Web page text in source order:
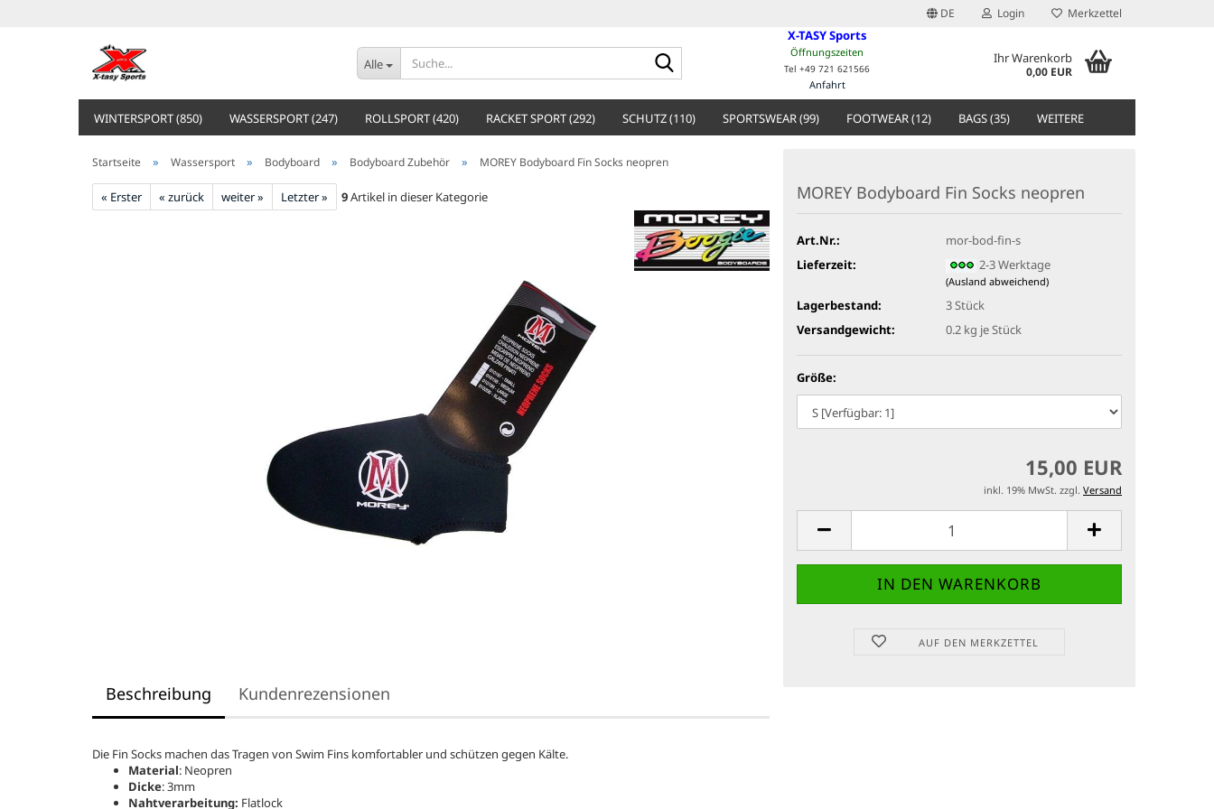
DE Login Merkzettel
Alle
X-TASY Sports
Öffnungszeiten
Tel +49 721 621566
Anfahrt
Ihr Warenkorb
0,00 EUR
WINTERSPORT (850) WASSERSPORT (247) ROLLSPORT (420) RACKET SPORT (292) SCHUTZ (110) SPORTSWEAR (99) FOOTWEAR (12) BAGS (35) WEITERE
Startseite » Wassersport » Bodyboard » Bodyboard Zubehör » MOREY Bodyboard Fin Socks neopren
« Erster « zurück weiter » Letzter » 9Artikel in dieser Kategorie MOREY Bodyboard Fin Socks neopren
Art.Nr.:
mor-bod-fin-s
Lieferzeit:
2-3 Werktage
(Ausland abweichend)
Lagerbestand: 3 Stück
Versandgewicht:
0.2 kg je Stück
Größe:
15,00 EUR
inkl. 19% MwSt. zzgl. Versand
AUF DEN MERKZETTEL
Beschreibung Kundenrezensionen
Die Fin Socks machen das Tragen von Swim Fins komfortabler und schützen gegen Kälte.
Material: Neopren
Dicke: 3mm
Nahtverarbeitung: Flatlock